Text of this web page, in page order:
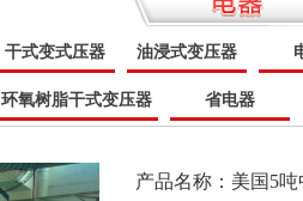
干式变式压器 油浸式变压器
环氧树脂干式变压器 省电器
产品名称： 美国5